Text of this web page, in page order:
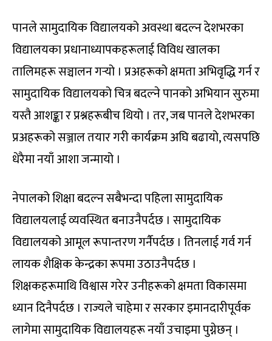
पानले सामुदायिक विद्यालयको अवस्था बदल्न देशभरका
विद्यालयका प्रधानाध्यापकहरूलाई विविध खालका
तालिमहरू सञ्चालन गर्‍यो । प्रअहरूको क्षमता अभिवृद्धि गर्न र
सामुदायिक विद्यालयको चित्र बदल्ने पानको अभियान सुरुमा
यस्तै आशङ्का र प्रश्नहरूबीच थियो । तर, जब पानले देशभरका
प्रअहरूको सञ्जाल तयार गरी कार्यक्रम अघि बढायो, त्यसपछि
धेरैमा नयाँ आशा जन्मायो ।
नेपालको शिक्षा बदल्न सबैभन्दा पहिला सामुदायिक
विद्यालयलाई व्यवस्थित बनाउनैपर्दछ । सामुदायिक
विद्यालयको आमूल रूपान्तरण गर्नैपर्दछ । तिनलाई गर्व गर्न
लायक शैक्षिक केन्द्रका रूपमा उठाउनैपर्दछ ।
शिक्षकहरूमाथि विश्वास गरेर उनीहरूको क्षमता विकासमा
ध्यान दिनैपर्दछ । राज्यले चाहेमा र सरकार इमानदारीपूर्वक
लागेमा सामुदायिक विद्यालयहरू नयाँ उचाइमा पुग्नेछन् ।